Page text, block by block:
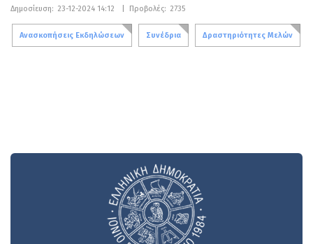
Δημοσίευση: 23-12-2024 14:12 Προβολές: 2735
Ανασκοπήσεις Εκδηλώσεων Συνέδρια Δραστηριότητες Μελών